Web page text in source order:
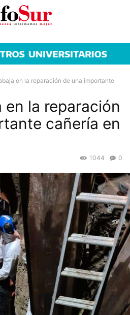
en la reparación de una importante
en la reparación
cañería en
0
1044